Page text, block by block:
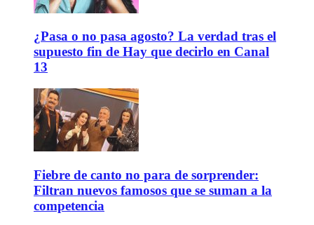
¿Pasa o no pasa agosto? La verdad tras el
supuesto fin de Hay que decirlo en Canal
13
Fiebre de canto no para de sorprender:
Filtran nuevos famosos que se suman a la
competencia